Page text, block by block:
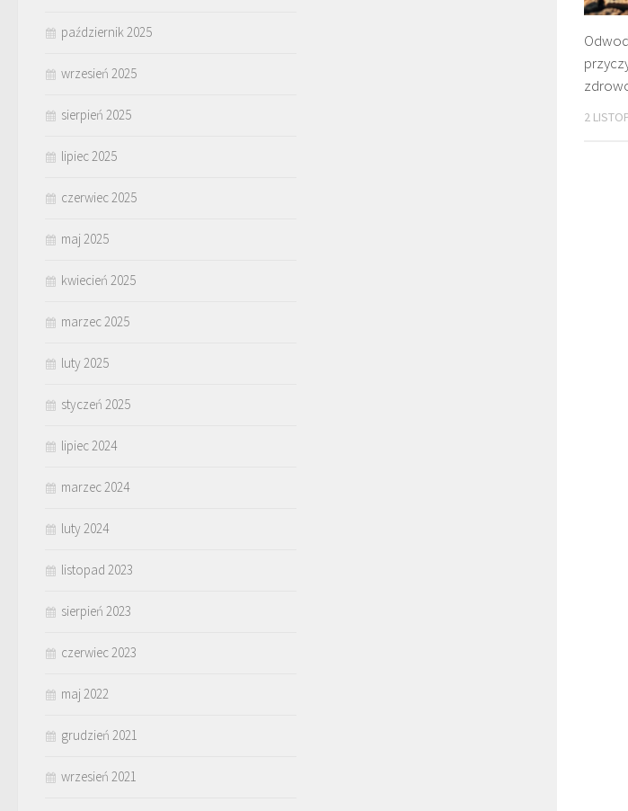
2
październik 2025
wrzesień 2025
sierpień 2025
lipiec 2025
czerwiec 2025
maj 2025
kwiecień 2025
marzec 2025
luty 2025
styczeń 2025
lipiec 2024
marzec 2024
luty 2024
listopad 2023
sierpień 2023
czerwiec 2023
maj 2022
grudzień 2021
wrzesień 2021